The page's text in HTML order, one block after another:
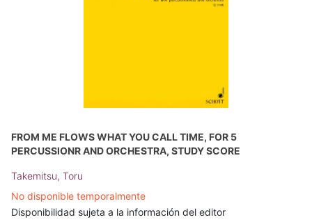
FROM ME FLOWS WHAT YOU CALL TIME, FOR 5
PERCUSSIONR AND ORCHESTRA, STUDY SCORE
Takemitsu, Toru
No disponible temporalmente
Disponibilidad sujeta a la información del editor